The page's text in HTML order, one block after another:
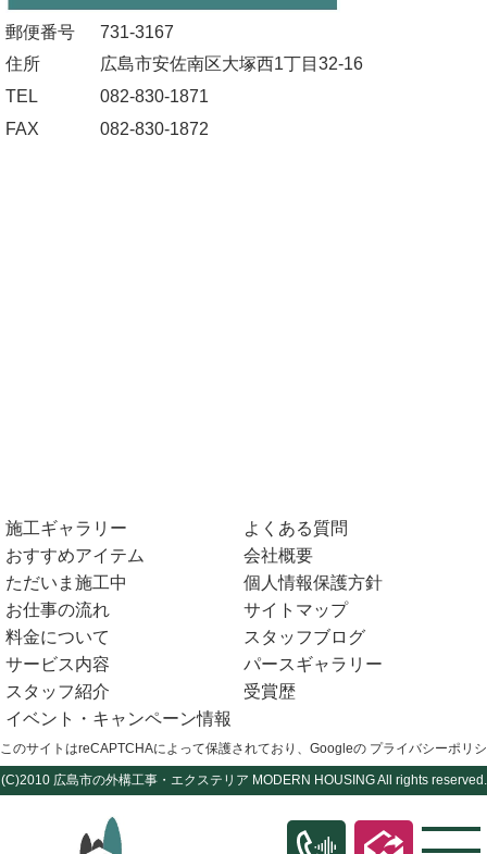
郵便番号
731-3167
住所
広島市安佐南区大塚西1丁目32-16
TEL
082-830-1871
FAX
082-830-1872
施工ギャラリー
おすすめアイテム
ただいま施工中
お仕事の流れ
料金について
サービス内容
スタッフ紹介
イベント・キャンペーン情報
よくある質問
会社概要
個人情報保護方針
サイトマップ
スタッフブログ
パースギャラリー
受賞歴
このサイトはreCAPTCHAによって保護されており、Googleの プライバシーポリ
(C)2010 広島市の外構工事・エクステリア MODERN HOUSING All rights reserved.